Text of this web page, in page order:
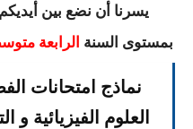
يسرنا أن نضع بين
بمستوى السنة الرابعة
العلوم الفيزيائية و